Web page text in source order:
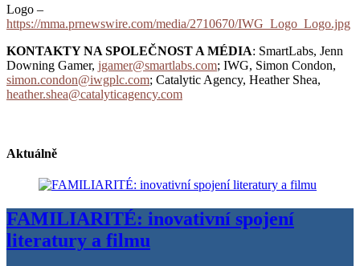
Logo –
https://mma.prnewswire.com/media/2710670/IWG_Logo_Logo.jpg
KONTAKTY NA SPOLEČNOST A MÉDIA: SmartLabs, Jenn
Downing Gamer, jgamer@smartlabs.com; IWG, Simon Condon,
simon.condon@iwgplc.com; Catalytic Agency, Heather Shea,
heather.shea@catalyticagency.com
Aktuálně
FAMILIARITÉ: inovativní spojení
literatury a filmu